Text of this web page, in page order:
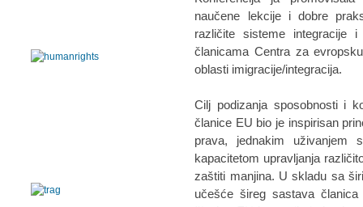
naučene lekcije i dobre
različite sisteme integracije
članicama Centra za
oblasti imigracije/integracija.
Cilj podizanja sposobnosti i
članice EU bio je inspirisan
prava, jednakim uživanjem
kapacitetom upravljanja
zaštiti manjina. U skladu sa
učešće šireg sastava